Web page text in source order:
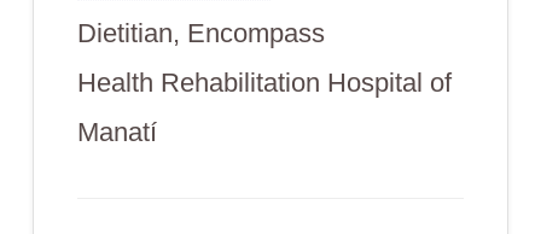
Dietitian, Encompass
Health Rehabilitation Hospital of
Manatí